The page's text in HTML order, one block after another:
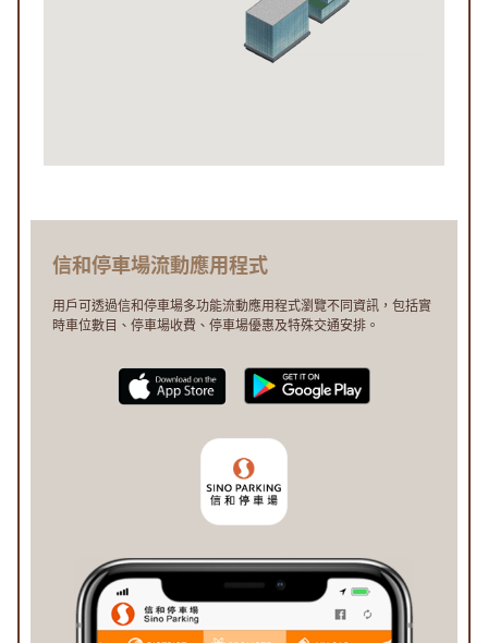
信和停車場流動應用程式
用戶可透過信和停車場多功能流動應用程式瀏覽不同資訊，包括實
時車位數目、停車場收費、停車場優惠及特殊交通安排。